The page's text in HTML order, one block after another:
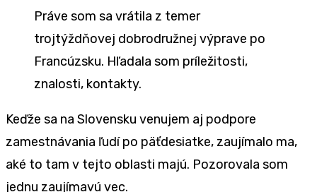
Práve som sa vrátila z temer
trojtýždňovej dobrodružnej výprave po
Francúzsku. Hľadala som príležitosti,
znalosti, kontakty.
Keďže sa na Slovensku venujem aj podpore
zamestnávania ľudí po päťdesiatke, zaujímalo ma,
aké to tam v tejto oblasti majú. Pozorovala som
jednu zaujímavú vec.